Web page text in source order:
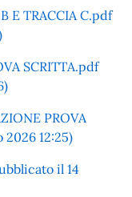
E TRACCIA C.pdf
SCRITTA.pdf
PROVA
12:25)
il 14